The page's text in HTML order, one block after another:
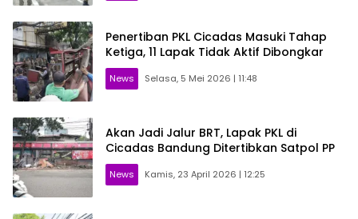
Penertiban PKL Cicadas Masuki Tahap
Ketiga, 11 Lapak Tidak Aktif Dibongkar
News Selasa, 5 Mei 2026 | 11:48
Akan Jadi Jalur BRT, Lapak PKL di
Cicadas Bandung Ditertibkan Satpol PP
News Kamis, 23 April 2026 | 12:25